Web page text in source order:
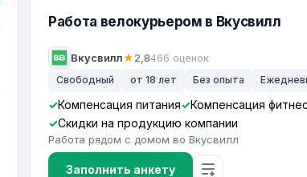
Работа велокурьером в Вкусвилл
Вкусвилл★2,8466 оценок
Свободный от 18 лет Без опыта
Компенсация питания Компенсация
Скидки на продукцию компании
Работа рядом с домом во Вкусвилл
Заполнить анкету